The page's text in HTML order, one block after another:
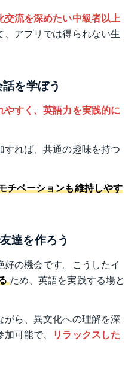
交流を深めたい中級者以上
アプリでは得られない生
を学ぼう
やすく、英語力を実践的に
れば、共通の趣味を持つ
チベーションも維持しやす
達を作ろう
の機会です。こうしたイ
ため、英語を実践する場と
がら、異文化への理解を深
可能で、
リラックスした